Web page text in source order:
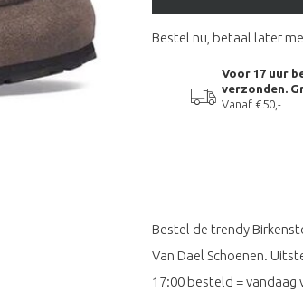
Bestel nu, betaal later
Voor 17 uur
verzonden.
Vanaf €50,-
Bestel de trendy
Van Dael Schoenen.
17:00 besteld = vandaag